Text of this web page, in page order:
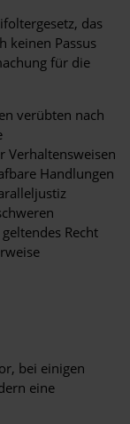
das
keinen Passus
für die
verübten nach
Verhaltensweisen
Handlungen
Recht
bei einigen
eine